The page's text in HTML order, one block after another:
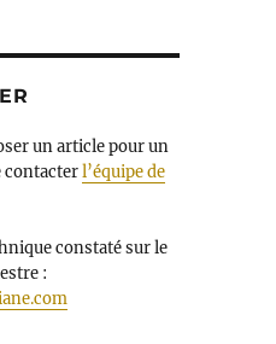
un article pour un
contacterl’équipe de
constaté sur le
: